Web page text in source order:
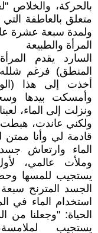
بالحركة، والخلاص
متعلق بالعاطفة
ولمدة سبعة عشرة
المرأة والطبيعة
السارد يقدم
المنطق) فرغم
أخذت إلى هذا
وأمسكت بيدها
ونزلت إلى الماء،
ولكني عاندت، هبطت
قادمة لي وأنا ممتن
الماء وارتعاش
وملأت عالمي،
يستجيب للمسها
استخدام الماء في
الحياة: "وجعلنا
يستجيب